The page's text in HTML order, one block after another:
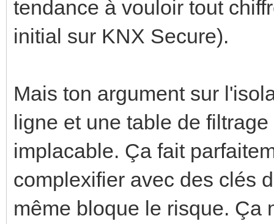
tendance à vouloir tout
initial sur KNX Secure).
Mais ton argument sur
ligne et une table de
implacable. Ça fait
complexifier avec des clés
même bloque le risque. Ça